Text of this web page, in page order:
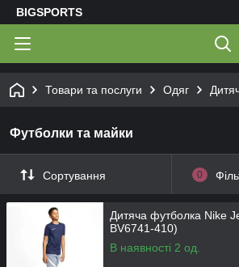
BIGSPORTS
Товари та послуги Одяг
Футболки та майки
Сортування 0
Дитяча футболка Nike
BV6741-410)
В наявності 2 од.